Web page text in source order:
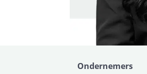
Ondernemers